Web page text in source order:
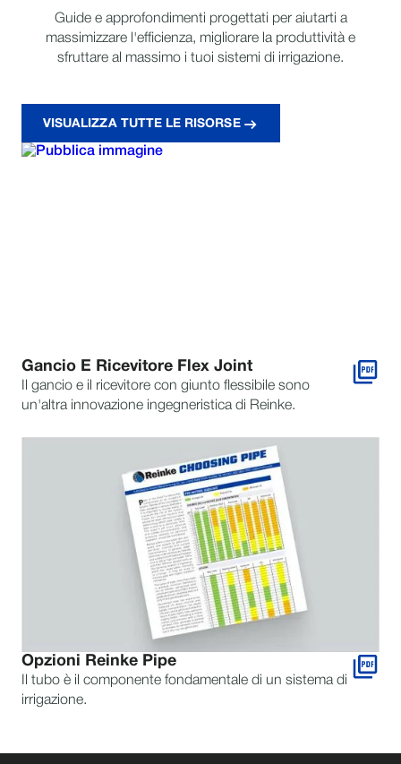
Guide e approfondimenti progettati per aiutarti a
massimizzare l'efficienza, migliorare la produttività e
sfruttare al massimo i tuoi sistemi di irrigazione.
VISUALIZZA TUTTE LE RISORSE
Gancio E Ricevitore Flex Joint
Il gancio e il ricevitore con giunto flessibile sono
un'altra innovazione ingegneristica di Reinke.
Opzioni Reinke Pipe
Il tubo è il componente fondamentale di un sistema di
irrigazione.